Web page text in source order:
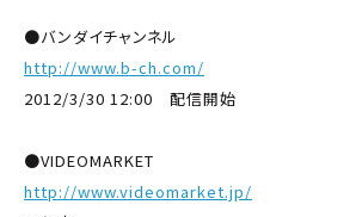
●バンダイチャンネル
http://www.b-ch.com/
2012/3/30 12:00 配信開始
●VIDEOMARKET
http://www.videomarket.jp/